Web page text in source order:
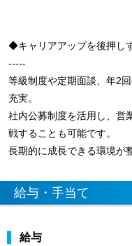
◆キャリアアップを後押し
-----
等級制度や定期面談、年2
充実。
社内公募制度を活用し、営
戦することも可能です。
長期的に成長できる環境が
給与・手当て
給与